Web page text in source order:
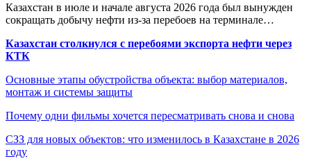
Казахстан в июле и начале августа 2026 года был вынужден
сокращать добычу нефти из-за перебоев на терминале…
Казахстан столкнулся с перебоями экспорта нефти через
КТК
Основные этапы обустройства объекта: выбор материалов,
монтаж и системы защиты
Почему одни фильмы хочется пересматривать снова и снова
СЗЗ для новых объектов: что изменилось в Казахстане в 2026
году